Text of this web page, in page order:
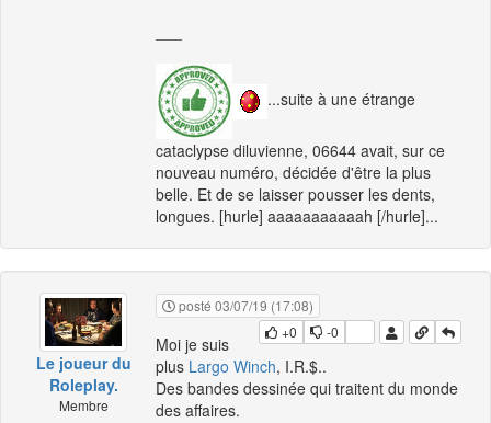
...suite à une étrange
cataclypse diluvienne, 06644 avait, sur ce
nouveau numéro, décidée d'être la plus
belle. Et de se laisser pousser les dents,
longues. [hurle] aaaaaaaaaaah [/hurle]...
Le joueur du
Roleplay.
Membre
posté 03/07/19 (17:08)
+0
-0
Moi je suis
plus Largo Winch, I.R.$..
Des bandes dessinée qui traitent du monde
des affaires.